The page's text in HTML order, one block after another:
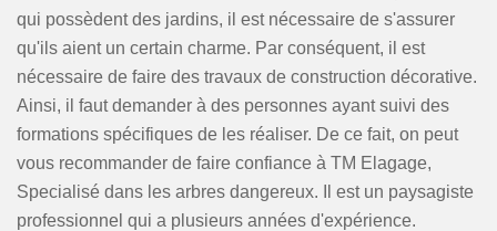
qui possèdent des jardins, il est nécessaire de s'assurer
qu'ils aient un certain charme. Par conséquent, il est
nécessaire de faire des travaux de construction décorative.
Ainsi, il faut demander à des personnes ayant suivi des
formations spécifiques de les réaliser. De ce fait, on peut
vous recommander de faire confiance à TM Elagage,
Specialisé dans les arbres dangereux. Il est un paysagiste
professionnel qui a plusieurs années d'expérience.